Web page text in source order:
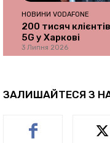
НОВИНИ VODAFONE
200 тисяч
5G у Харкові
3 Липня 2026
ЗАЛИШАЙТЕСЯ З